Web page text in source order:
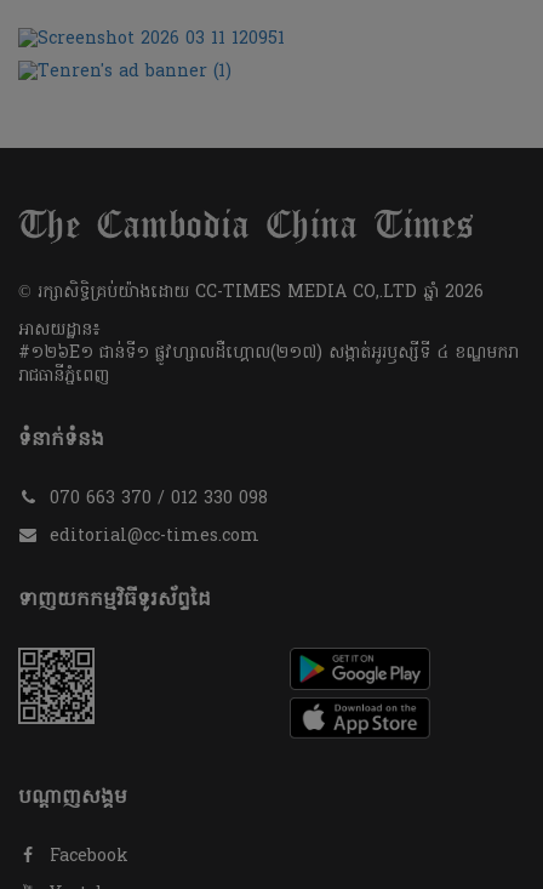
​© រក្សា​សិទ្ធិ​គ្រប់​យ៉ាង​ដោយ​ CC-TIMES MEDIA CO,.LTD ឆ្នាំ​ 2026
អាសយដ្ឋាន៖
#១២៦E១ ជាន់ទី១ ផ្លូវហ្សាលដឺហ្គោល(២១៧) សង្កាត់អូរឫស្សីទី ៤ ខណ្ឌមករា
រាជធានីភ្នំពេញ
ទំនាក់ទំនង
070 663 370 / 012 330 098
editorial@cc-times.com
ទាញយកកម្មវិធីទូរស័ព្ទដៃ
បណ្តាញសង្គម
Facebook